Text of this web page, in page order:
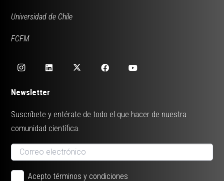
Universidad de Chile
FCFM
Newsletter
Suscríbete y entérate de todo el que hacer de nuestra
comunidad científica.
Acepto términos y condiciones